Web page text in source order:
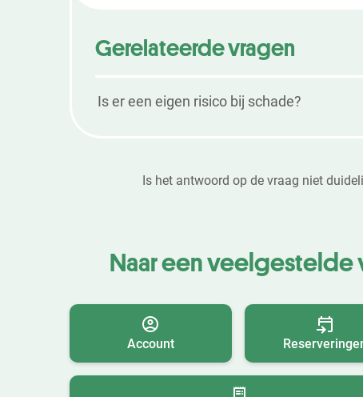
Gerelateerde vragen
Is er een eigen risico bij schade?
Is het antwoord op de vraag niet
Naar een
Account